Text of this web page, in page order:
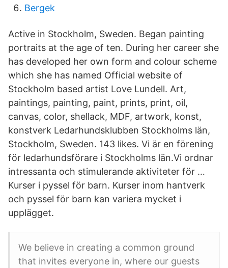
Bergek
Active in Stockholm, Sweden. Began painting
portraits at the age of ten. During her career she
has developed her own form and colour scheme
which she has named Official website of
Stockholm based artist Love Lundell. Art,
paintings, painting, paint, prints, print, oil,
canvas, color, shellack, MDF, artwork, konst,
konstverk Ledarhundsklubben Stockholms län,
Stockholm, Sweden. 143 likes. Vi är en förening
för ledarhundsförare i Stockholms län.Vi ordnar
intressanta och stimulerande aktiviteter för …
Kurser i pyssel för barn. Kurser inom hantverk
och pyssel för barn kan variera mycket i
upplägget.
We believe in creating a common ground
that invites everyone in, where our guests